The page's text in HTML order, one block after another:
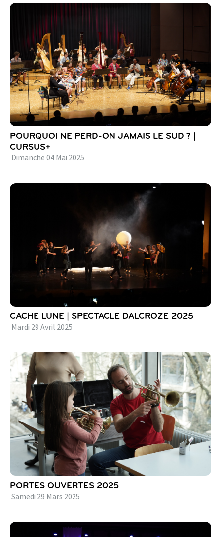
POURQUOI NE PERD-ON JAMAIS LE SUD ? |
CURSUS+
Dimanche 04 Mai 2025
CACHE LUNE | SPECTACLE DALCROZE 2025
Mardi 29 Avril 2025
PORTES OUVERTES 2025
Samedi 29 Mars 2025